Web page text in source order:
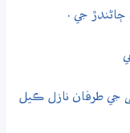
ڄاڻندڙ جي .
جي طرفان نازل ڪيل